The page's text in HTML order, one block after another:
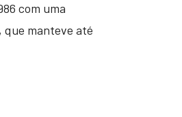
com uma
manteve até